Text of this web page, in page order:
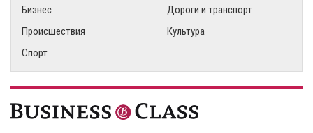
Бизнес
Дороги и транспорт
Происшествия
Культура
Спорт